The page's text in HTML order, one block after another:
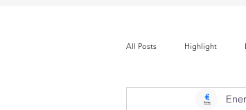
All Posts Highlight
Company Rankings